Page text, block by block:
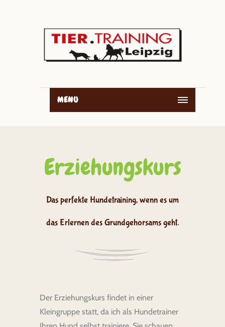
MENU
Erziehungskurs
Das perfekte Hundetraining, wenn es um
das Erlernen des Grundgehorsams geht.
Der Erziehungskurs findet in einer
Kleingruppe statt, da ich als Hundetrainer